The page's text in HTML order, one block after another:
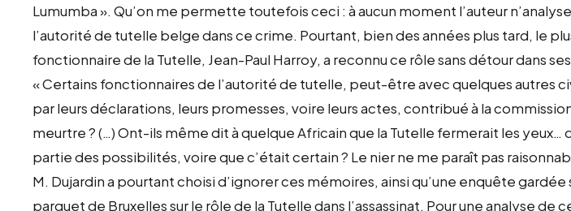
Lumumba ». Qu’on me permette toutefois ceci : à aucun moment l’auteur
l’autorité de tutelle belge dans ce crime. Pourtant, bien des années plus tard, le
fonctionnaire de la Tutelle, Jean-Paul Harroy, a reconnu ce rôle sans détour dans
« Certains fonctionnaires de l’autorité de tutelle, peut-être avec quelques autres
par leurs déclarations, leurs promesses, voire leurs actes, contribué à la
meurtre ? (…) Ont-ils même dit à quelque Africain que la Tutelle fermerait les yeux…
partie des possibilités, voire que c’était certain ? Le nier ne me paraît pas
M. Dujardin a pourtant choisi d’ignorer ces mémoires, ainsi qu’une enquête
parquet de Bruxelles sur le rôle de la Tutelle dans l’assassinat. Pour une analyse de